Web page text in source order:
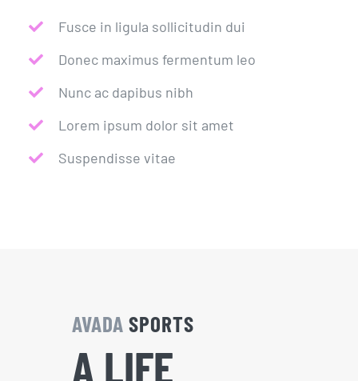
Fusce in ligula sollicitudin dui
Donec maximus fermentum leo
Nunc ac dapibus nibh
Lorem ipsum dolor sit amet
Suspendisse vitae
AVADA SPORTS
A LIFE